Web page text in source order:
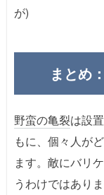
が)
まとめ
野蛮の亀裂は設
もに、個々人が
ます。敵にバリ
うわけではありま